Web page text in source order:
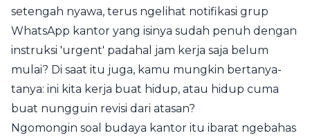
setengah nyawa, terus ngelihat notifikasi grup
WhatsApp kantor yang isinya sudah penuh dengan
instruksi 'urgent' padahal jam kerja saja belum
mulai? Di saat itu juga, kamu mungkin bertanya-
tanya: ini kita kerja buat hidup, atau hidup cuma
buat nungguin revisi dari atasan?
Ngomongin soal budaya kantor itu ibarat ngebahas